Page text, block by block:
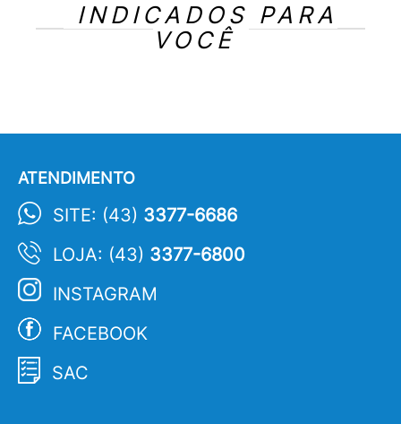
INDICADOS PARA
VOCÊ
ATENDIMENTO
SITE: (43) 3377-6686
LOJA: (43) 3377-6800
INSTAGRAM
FACEBOOK
SAC